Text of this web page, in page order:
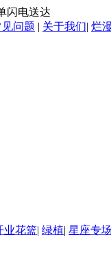
闪电送达
问题 | 关于我们| 烂
业花篮| 绿植| 星座专